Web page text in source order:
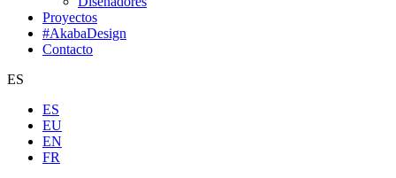
Proyectos
#AkabaDesign
Contacto
ES
ES
EU
EN
FR